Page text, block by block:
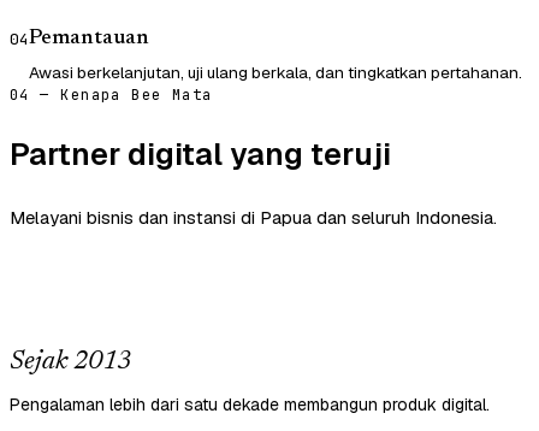
04Pemantauan
Awasi berkelanjutan, uji ulang berkala, dan tingkatkan pertahanan.
04 — Kenapa Bee Mata
Partner digital yang teruji
Melayani bisnis dan instansi di Papua dan seluruh Indonesia.
Sejak 2013
Pengalaman lebih dari satu dekade membangun produk digital.